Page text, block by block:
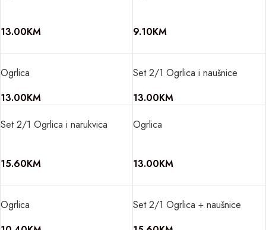
13.00KM 9.10KM
Ogrlica
13.00KM
Set 2/1 Ogrlica i naušnice
13.00KM
Set 2/1 Ogrlica i narukvica
15.60KM
Ogrlica
13.00KM
Ogrlica
Set 2/1 Ogrlica + naušnice